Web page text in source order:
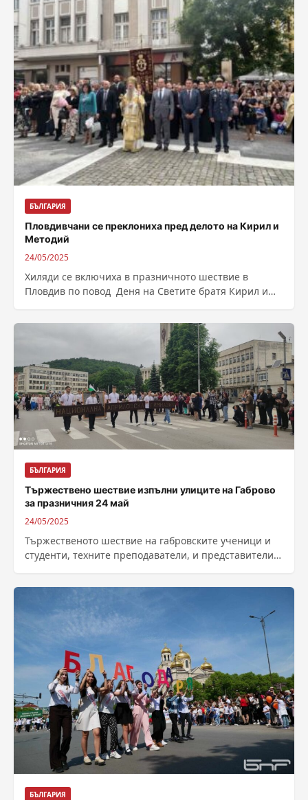
БЪЛГАРИЯ
Пловдивчани се преклониха пред делото на Кирил и
Методий
24/05/2025
Хиляди се включиха в празничното шествие в
Пловдив по повод Деня на Светите братя Кирил и
БЪЛГАРИЯ
Тържествено шествие изпълни улиците на Габрово
за празничния 24 май
24/05/2025
Тържественото шествие на габровските ученици и
студенти, техните преподаватели, и представители
БЪЛГАРИЯ